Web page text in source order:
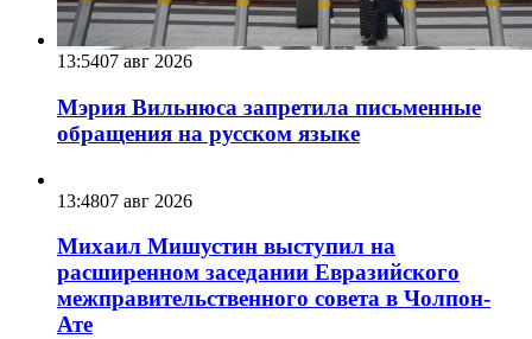
13:5407 авг 2026
Мэрия Вильнюса запретила письменные
обращения на русском языке
13:4807 авг 2026
Михаил Мишустин выступил на
расширенном заседании Евразийского
межправительственного совета в Чолпон-
Ате